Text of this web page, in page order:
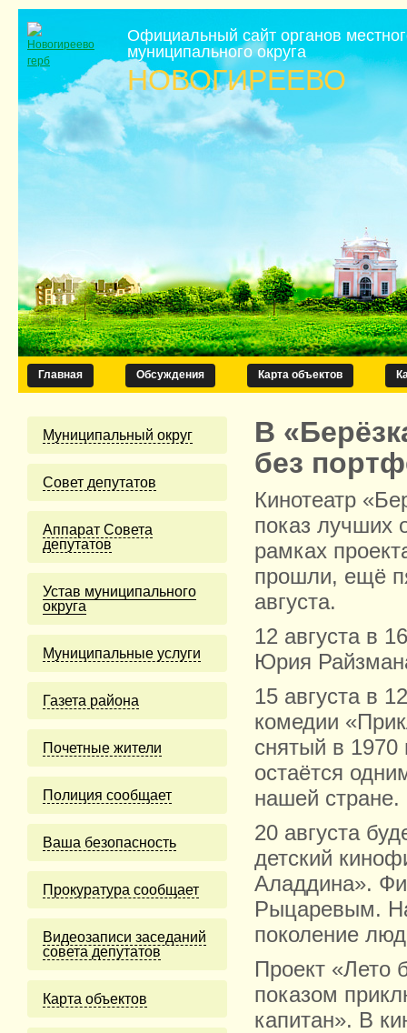
Официальный сайт органов
муниципального округа
НОВОГИРЕЕВО
Главная Обсуждения Карта объектов
Муниципальный округ
Cовет депутатов
Аппарат Совета
депутатов
Устав муниципального
округа
Муниципальные услуги
Газета района
Почетные жители
Полиция сообщает
Ваша безопасность
Прокуратура сообщает
Видеозаписи заседаний
совета депутатов
Карта объектов
В
без
Кинотеатр
показ лучших
рамках
прошли, ещё
августа.
12 августа в
Юрия
15 августа в
комедии
снятый в
остаётся
нашей стране.
20 августа
детский
Аладдина».
Рыцаревым.
поколение
Проект «Лето
показом
капитан». В